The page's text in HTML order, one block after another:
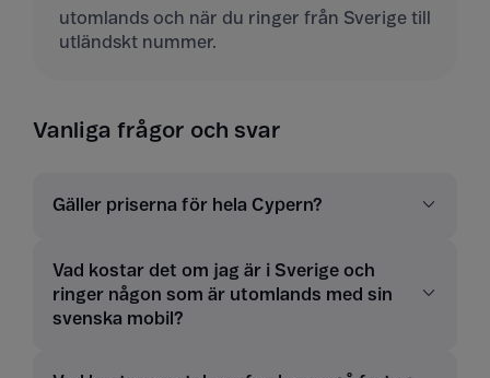
utomlands och när du ringer från Sverige till
utländskt nummer.
Vanliga frågor och svar
Gäller priserna för hela Cypern?
Vad kostar det om jag är i Sverige och
ringer någon som är utomlands med sin
svenska mobil?